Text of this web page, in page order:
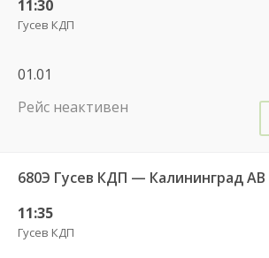
11:30
Гусев КДП
01.01
Рейс неактивен
11:35
Гусев КДП